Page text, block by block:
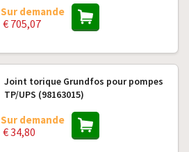
Sur demande
€ 705,07
Joint torique Grundfos pour pompes
TP/UPS (98163015)
Sur demande
€ 34,80